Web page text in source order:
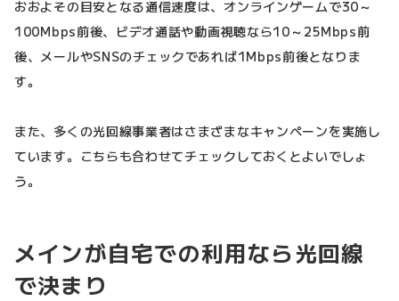
おおよその目安となる通信速度は、オンラインゲームで30～
100Mbps前後、ビデオ通話や動画視聴なら10～25Mbps前
後、メールやSNSのチェックであれば1Mbps前後となりま
す。
また、多くの光回線事業者はさまざまなキャンペーンを実施し
ています。こちらも合わせてチェックしておくとよいでしょ
う。
メインが自宅での利用なら光回線
で決まり